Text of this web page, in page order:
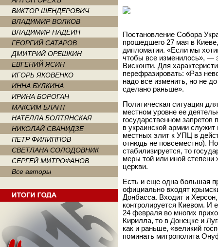
ВИКТОР ШЕНДЕРОВИЧ
ВЛАДИМИР ВОЛКОВ
ВЛАДИМИР НАДЕИН
ГЕОРГИЙ САТАРОВ
ДМИТРИЙ ОРЕШКИН
ЕВГЕНИЙ ЯСИН
ИГОРЬ ЯКОВЕНКО
ИННА БУЛКИНА
ИРИНА БОРОГАН
МАКСИМ БЛАНТ
НАТЕЛЛА БОЛТЯНСКАЯ
НИКОЛАЙ СВАНИДЗЕ
ПЕТР ФИЛИППОВ
СВЕТЛАНА СОЛОДОВНИК
СЕРГЕЙ МИТРОФАНОВ
Все авторы
Постановление Собора
прошедшего 27 мая в
дипломатии. «Если мы
чтобы все изменилось», —
Висконти. Для
перефразировать: «Раз
надо все изменить, но не
сделано раньше».
Политическая ситуация
местном уровне ее
государственном запретов
в украинской армии
местных элит к УПЦ в
отнюдь не повсеместно).
стабилизируется, то
меры той или иной степени
церкви.
Есть и еще одна большая
официально входят
Донбасса. Входит и
контролируется Киевом. И
24 февраля во многих
Кирилла, то в Донецке и
как и раньше, «великий
поминать митрополита